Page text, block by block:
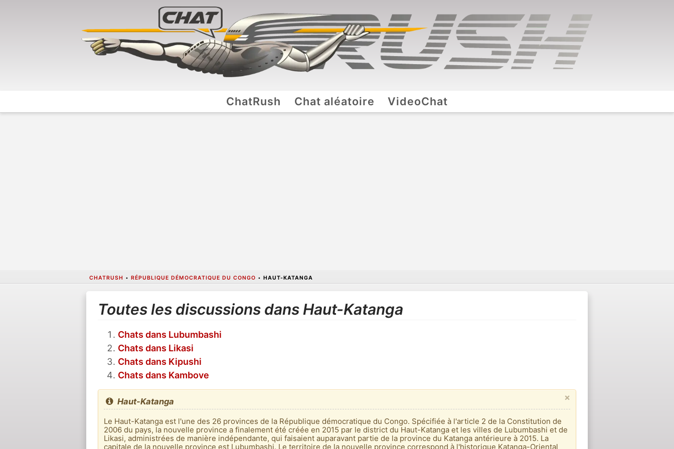
ChatRush Chat aléatoire VideoChat
CHATRUSH • RÉPUBLIQUE DÉMOCRATIQUE DU CONGO • HAUT-KATANGA
Toutes les discussions dans Haut-Katanga
Chats dans Lubumbashi
Chats dans Likasi
Chats dans Kipushi
Chats dans Kambove
×
Haut-Katanga
Le Haut-Katanga est l'une des 26 provinces de la République démocratique du Congo. Spécifiée à l'article 2 de la Constitution de
2006 du pays, la nouvelle province a finalement été créée en 2015 par le district du Haut-Katanga et les villes de Lubumbashi et de
Likasi, administrées de manière indépendante, qui faisaient auparavant partie de la province du Katanga antérieure à 2015. La
capitale de la nouvelle province est Lubumbashi. Le territoire de la nouvelle province correspond à l'historique Katanga-Oriental